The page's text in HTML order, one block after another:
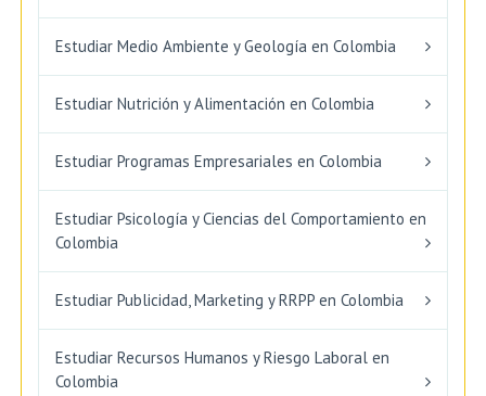
Estudiar Medio Ambiente y Geología en Colombia
Estudiar Nutrición y Alimentación en Colombia
Estudiar Programas Empresariales en Colombia
Estudiar Psicología y Ciencias del Comportamiento en
Colombia
Estudiar Publicidad, Marketing y RRPP en Colombia
Estudiar Recursos Humanos y Riesgo Laboral en
Colombia